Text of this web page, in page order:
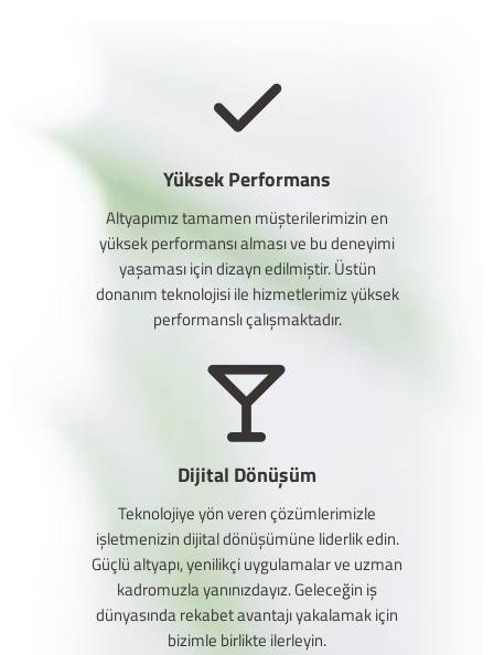
Yüksek Performans
Altyapımız tamamen müşterilerimizin en
yüksek performansı alması ve bu deneyimi
yaşaması için dizayn edilmiştir. Üstün
donanım teknolojisi ile hizmetlerimiz yüksek
performanslı çalışmaktadır.
Dijital Dönüşüm
Teknolojiye yön veren çözümlerimizle
işletmenizin dijital dönüşümüne liderlik edin.
Güçlü altyapı, yenilikçi uygulamalar ve uzman
kadromuzla yanınızdayız. Geleceğin iş
dünyasında rekabet avantajı yakalamak için
bizimle birlikte ilerleyin.